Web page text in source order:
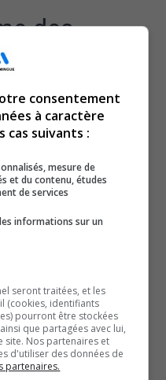
des
le
de
5 juillet, le public est
belle programmation
ou encore
journaliste, Sarah-
du Festival pour
consentement
à caractère
cas suivants :
mesure de
et du contenu, études
de services
informations sur un
seront traitées, et les
(cookies, identifiants
pourront être stockées
que partagées avec lui,
site. Nos partenaires et
d'utiliser des données de
partenaires.